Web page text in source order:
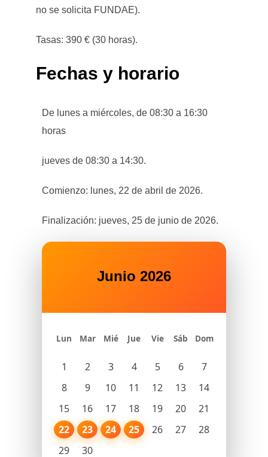
no se solicita FUNDAE).
Tasas: 390 € (30 horas).
Fechas y horario
De lunes a miércoles, de 08:30 a 16:30
horas
jueves de 08:30 a 14:30.
Comienzo: lunes, 22 de abril de 2026.
Finalización: jueves, 25 de junio de 2026.
Junio 2026
Lun Mar Mié Jue Vie Sáb Dom
1 2 3 4 5 6
7
8
9 10 11 12 13
14
15
16 17 18 19 20
21
22
23 24 25 26 27
28
29
30